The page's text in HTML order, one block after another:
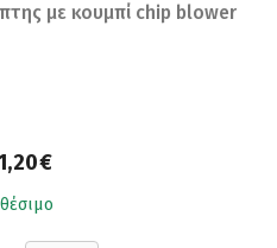
με κουμπί chip blower